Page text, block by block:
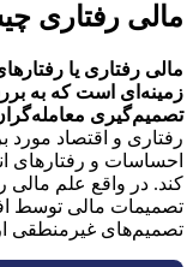
مالی رفتاری
مالی رفتاری یا
زمینه‌ای است که به
تصمیم‌گیری
رفتاری و اقتصاد مورد
احساسات و رفتارهای
کند. در واقع علم مالی
تصمیمات مالی توسط
تصمیم‌های غیرمنطقی